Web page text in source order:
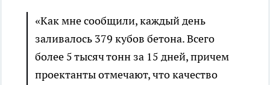
«Как мне сообщили, каждый день
заливалось 379 кубов бетона. Всего
более 5 тысяч тонн за 15 дней, причем
проектанты отмечают, что качество